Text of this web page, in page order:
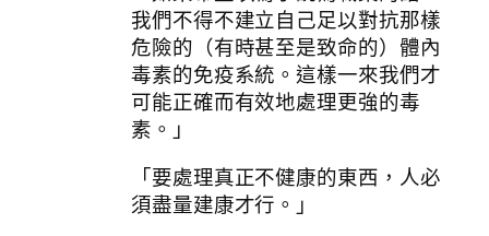
我們不得不建立自己足以對抗那樣
危險的（有時甚至是致命的）體內
毒素的免疫系統。這樣一來我們才
可能正確而有效地處理更強的毒
素。」
「要處理真正不健康的東西，人必
須盡量建康才行。」